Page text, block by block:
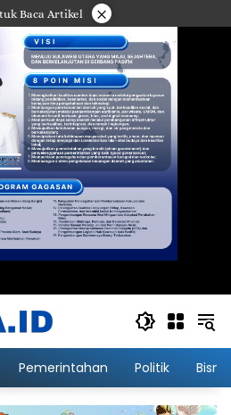
Baca Artikel ×
Pemerintahan Politik